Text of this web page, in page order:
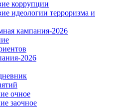
коррупции
идеологии терроризма и
кампания-2026
2026
очное
заочное